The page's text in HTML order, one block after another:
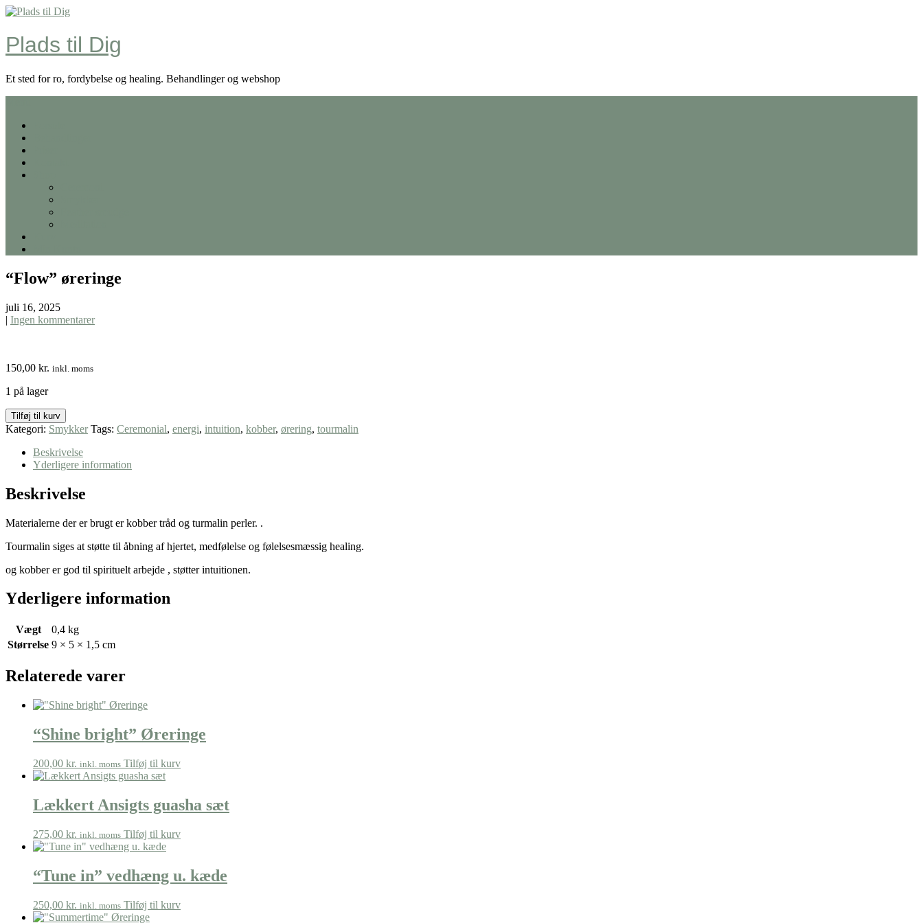
Skip
content
Plads til Dig
Et sted for ro, fordybelse og healing. Behandlinger og webshop
“Flow” øreringe
juli 16, 2025
| Ingen kommentarer
150,00 kr. inkl. moms
1 på lager
"Flow"
øreringe
Tilføj til kurv
Kategori: Smykker Tags: Ceremonial, energi, intuition, kobber, ørering, tourmalin
Beskrivelse
Yderligere information
Beskrivelse
Materialerne der er brugt er kobber tråd og turmalin perler. .
Tourmalin siges at støtte til åbning af hjertet, medfølelse og følelsesmæssig healing.
og kobber er god til spirituelt arbejde , støtter intuitionen.
Yderligere information
Vægt
0,4 kg
Størrelse 9 × 5 × 1,5 cm
Relaterede varer
“Shine bright” Øreringe
200,00 kr. inkl. moms Tilføj til kurv
Lækkert Ansigts guasha sæt
275,00 kr. inkl. moms Tilføj til kurv
“Tune in” vedhæng u. kæde
250,00 kr. inkl. moms Tilføj til kurv